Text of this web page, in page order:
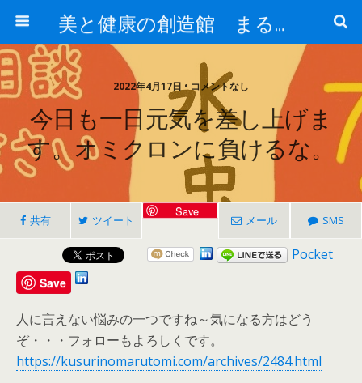
美と健康の創造館 まるとみ薬品 ぐんまの薬屋 芳さんのブログ
2022年4月17日 • コメントなし
今日も一日元気を差し上げま
す。オミクロンに負けるな。
共有 ツイート
Save
メール SMS
Pocket
Save
人に言えない悩みの一つですね～気になる方はどう
ぞ・・・フォローもよろしくです。
https://kusurinomarutomi.com/archives/2484.html